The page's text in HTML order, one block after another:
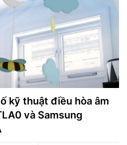
kỹ thuật điều hòa âm
và Samsung